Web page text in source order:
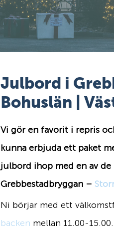
Julbord i
Bohuslän |
Vi gör en favorit i repris
kunna erbjuda ett paket
julbord ihop med en av
Grebbestadbryggan –
Ni börjar med ett
backen mellan 11.00-